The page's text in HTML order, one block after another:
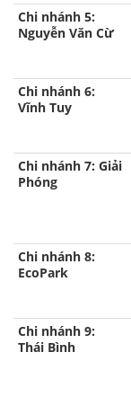
Chi nhánh 5:
Nguyễn Văn Cừ
Chi nhánh 6:
Vĩnh Tuy
Chi nhánh 7: Giải
Phóng
Chi nhánh 8:
EcoPark
Chi nhánh 9:
Thái Bình